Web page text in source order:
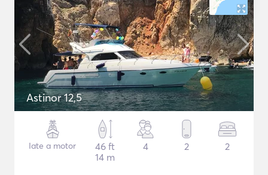
Astinor 12,5
Iate a motor
46 ft
14 m
4 2 2